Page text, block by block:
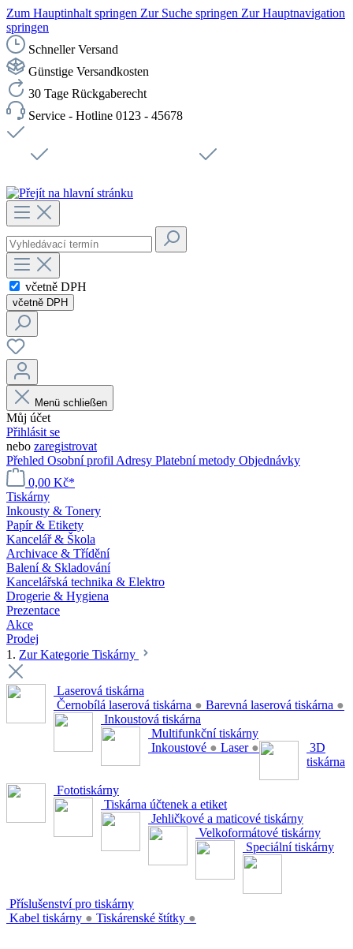
Zum Hauptinhalt springen Zur Suche springen Zur Hauptnavigation
springen
Schneller Versand
Günstige Versandkosten
30 Tage Rückgaberecht
Service - Hotline 0123 - 45678
včetně DPH
včetně DPH
Menü schließen
Můj účet
Přihlásit se
nebo zaregistrovat
Přehled Osobní profil Adresy Platební metody Objednávky
0,00 Kč*
Tiskárny
Inkousty & Tonery
Papír & Etikety
Kancelář & Škola
Archivace & Třídění
Balení & Skladování
Kancelářská technika & Elektro
Drogerie & Hygiena
Prezentace
Akce
Prodej
1. Zur Kategorie Tiskárny
Laserová tiskárna
Černobílá laserová tiskárna ● Barevná laserová tiskárna ●
Inkoustová tiskárna
Multifunkční tiskárny
Inkoustové ● Laser ●
3D
tiskárna
Fototiskárny
Tiskárna účtenek a etiket
Jehličkové a maticové tiskárny
Velkoformátové tiskárny
Speciální tiskárny
Příslušenství pro tiskárny
Kabel tiskárny ● Tiskárenské štítky ●